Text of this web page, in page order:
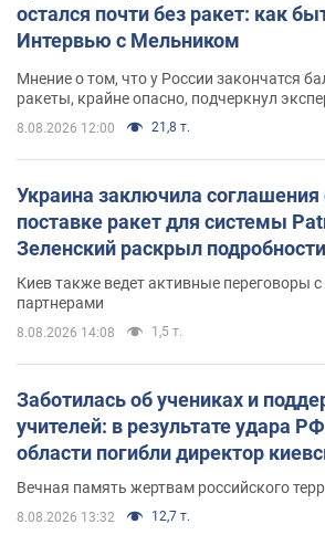
остался почти без ракет: как
Интервью с Мельником
Мнение о том, что у России закончатся
ракеты, крайне опасно, подчеркнул
8.08.2026 12:00 21,8 т.
Украина заключила
поставке ракет для системы
Зеленский раскрыл подробности
Киев также ведет активные переговоры
партнерами
8.08.2026 14:08 1,5 т.
Заботилась об учениках и
учителей: в результате удара
области погибли директор
муж и внук
Вечная память жертвам российского
8.08.2026 13:32 12,7 т.